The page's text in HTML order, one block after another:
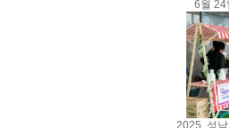
6월 24
2025. 성